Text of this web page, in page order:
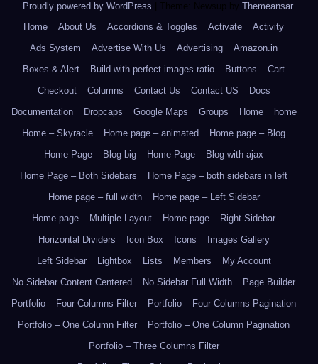
Proudly powered by WordPress Theme: Newsup by Themeansar.
Home
About Us Accordions & Toggles Activate
Activity
Ads System
Advertise With Us Advertising
Amazon.in
Boxes & Alert
Build with perfect images ratio Buttons
Cart
Checkout
Columns Contact Us Contact US
Docs
Documentation
Dropcaps Google Maps Groups Home
home
Home – Skyracle
Home page – animated
Home page – Blog
Home Page – Blog big
Home Page – Blog with ajax
Home Page – Both Sidebars
Home Page – both sidebars in left
Home page – full width
Home page – Left Sidebar
Home page – Multiple Layout
Home page – Right Sidebar
Horizontal Dividers
Icon Box Icons
Images Gallery
Left Sidebar
Lightbox Lists Members
My Account
No Sidebar Content Centered
No Sidebar Full Width
Page Builder
Portfolio – Four Columns Filter
Portfolio – Four Columns Pagination
Portfolio – One Column Filter
Portfolio – One Column Pagination
Portfolio – Three Columns Filter